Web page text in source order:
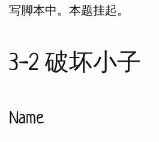
写脚本中。本题挂起。
3-2 破坏小子
Name